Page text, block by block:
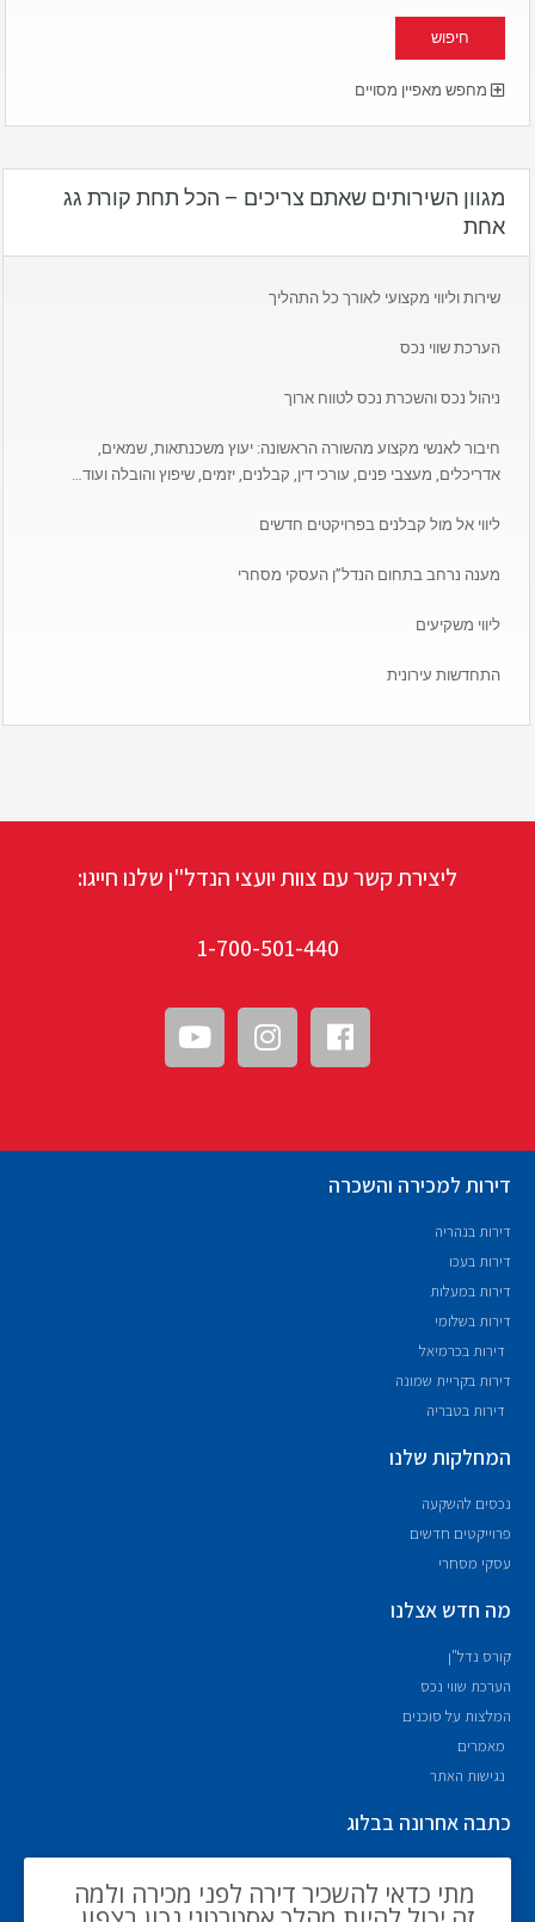
מחפש מאפיין מסויים
מגוון השירותים שאתם צריכים – הכל תחת קורת גג
אחת
שירות וליווי מקצועי לאורך כל התהליך
הערכת שווי נכס
ניהול נכס והשכרת נכס לטווח ארוך
חיבור לאנשי מקצוע מהשורה הראשונה: יעוץ משכנתאות, שמאים,
אדריכלים, מעצבי פנים, עורכי דין, קבלנים, יזמים, שיפוץ והובלה ועוד…
ליווי אל מול קבלנים בפרויקטים חדשים
מענה נרחב בתחום הנדל”ן העסקי מסחרי
ליווי משקיעים
התחדשות עירונית
ליצירת קשר עם צוות יועצי הנדל"ן שלנו חייגו:
1-700-501-440
דירות למכירה והשכרה
דירות בנהריה
דירות בעכו
דירות במעלות
דירות בשלומי
דירות בכרמיאל
דירות בקריית שמונה
דירות בטבריה
המחלקות שלנו
נכסים להשקעה
פרוייקטים חדשים
עסקי מסחרי
מה חדש אצלנו
קורס נדל"ן
הערכת שווי נכס
המלצות על סוכנים
מאמרים
נגישות האתר
כתבה אחרונה בבלוג
מתי כדאי להשכיר דירה לפני מכירה ולמה